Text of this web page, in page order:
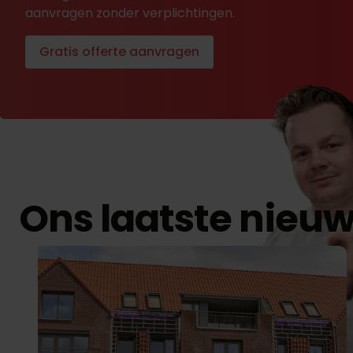
aanvragen zonder verplichtingen.
Gratis offerte aanvragen
Ons laatste